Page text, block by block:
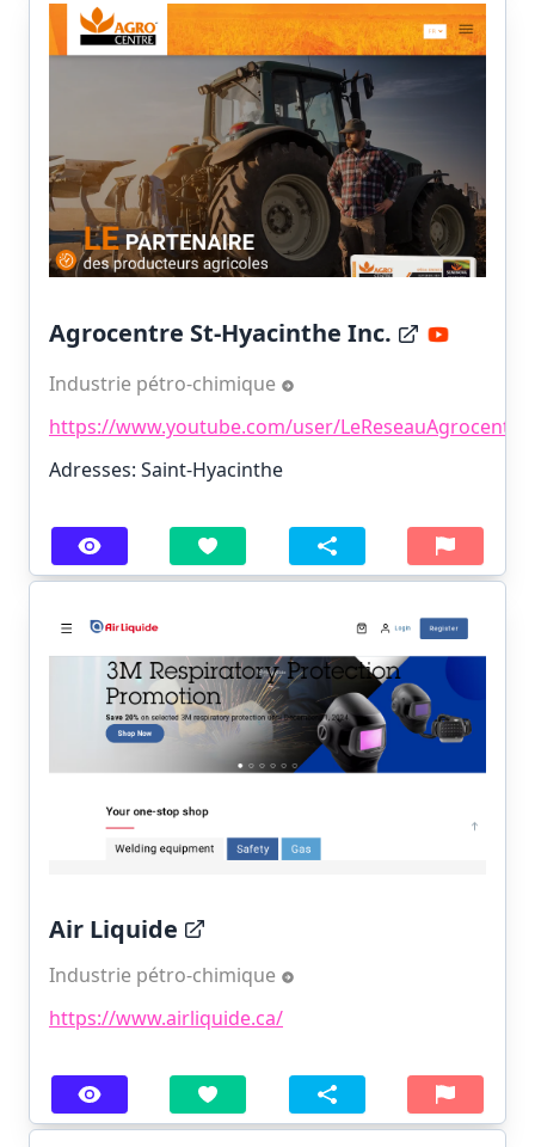
Agrocentre St-Hyacinthe Inc.
Industrie pétro-chimique
https://www.youtube.com/user/LeReseauAgrocentre
Adresses: Saint-Hyacinthe
Air Liquide
Industrie pétro-chimique
https://www.airliquide.ca/